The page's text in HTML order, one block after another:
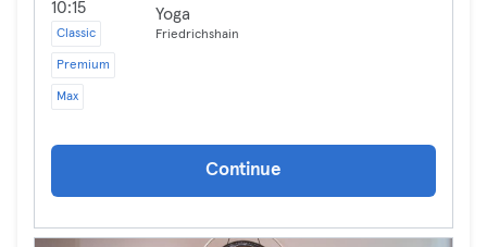
10:15
Classic
Premium
Max
Yoga
Friedrichshain
Continue